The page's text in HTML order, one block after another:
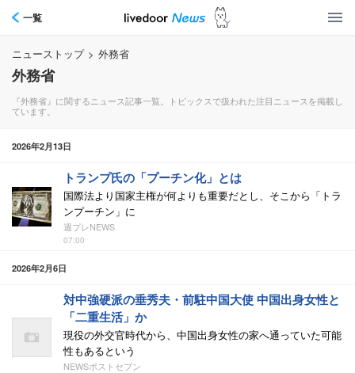
一覧
ニューストップ > 外務省
外務省
『外務省』に関するニュース記事一覧。トピックスで扱われた注目ニュースを掲載し
ています。
2026年2月13日
トランプ氏の「プーチン化」とは
国際法より国家主権が何よりも重要だとし、そこから「トラ
ンプーチン」に
週プレNEWS
07:00
2026年2月6日
対中強硬派の垂秀夫・前駐中国大使 中国出身女性と
「二重生活」か
現役の外交官時代から、中国出身女性の家へ通っていた可能
性もあるという
NEWSポストセブン